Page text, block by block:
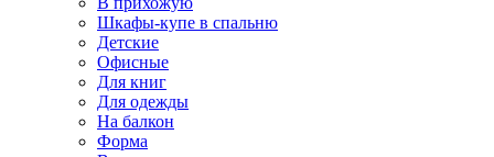
Шкафы-купе в спальню
Детские
Офисные
Для книг
Для одежды
На балкон
Форма